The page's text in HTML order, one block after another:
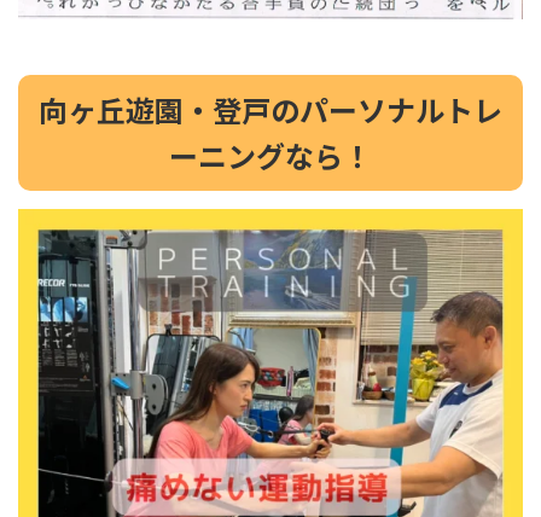
向ヶ丘遊園・登戸のパーソナルトレ
ーニングなら！